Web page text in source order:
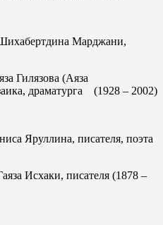
Марджани,
Гилязова (Аяза
драматурга (1928 – 2002)
Яруллина, писателя, поэта
Исхаки, писателя (1878 –